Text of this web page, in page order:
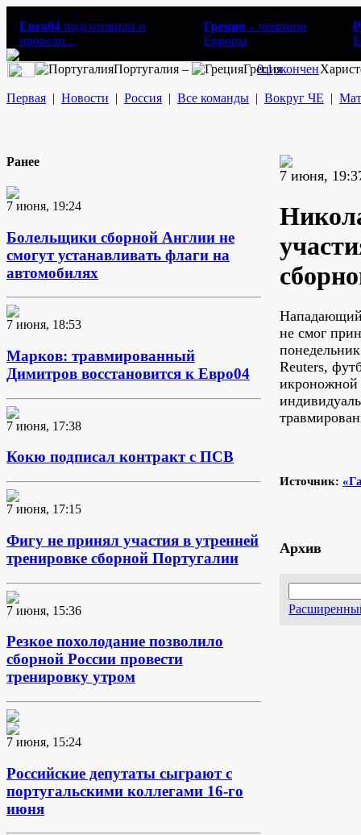
Euro04 подготовили и
провели...
Греция – чемпион
Европы
Португалия – Греция
0:1окончен
Первая | Новости | Россия | Все команды | Вокруг ЧЕ |
Ранее
7 июня, 19:24
Болельщики сборной Англии не
смогут устанавливать флаги на
автомобилях
7 июня, 18:53
Марков: травмированный
Димитров восстановится к Евро04
7 июня, 17:38
Кокю подписал контракт с ПСВ
7 июня, 17:15
Фигу не принял участия в утренней
тренировке сборной Португалии
7 июня, 15:36
Резкое похолодание позволило
сборной России провести
тренировку утром
7 июня, 15:24
Российские депутаты сыграют с
португальскими коллегами 16-го
июня
7 июня,
не смог
Reuters,
Источник:
Архив